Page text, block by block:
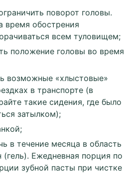
поворот головы.
время обострения
всем туловищем;
положение головы во время
возможные «хлыстовые»
в транспорте (в
такие сидения, где было
затылком);
в течение месяца в область
(гель). Ежедневная порция по
зубной пасты при чистке